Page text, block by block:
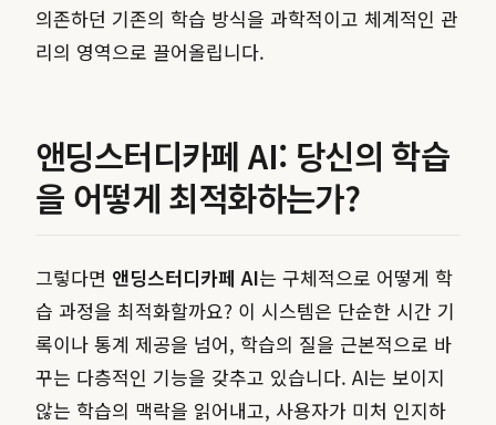
의존하던 기존의 학습 방식을 과학적이고 체계적인 관
리의 영역으로 끌어올립니다.
앤딩스터디카페 AI: 당신의 학습
을 어떻게 최적화하는가?
그렇다면 앤딩스터디카페 AI는 구체적으로 어떻게 학
습 과정을 최적화할까요? 이 시스템은 단순한 시간 기
록이나 통계 제공을 넘어, 학습의 질을 근본적으로 바
꾸는 다층적인 기능을 갖추고 있습니다. AI는 보이지
않는 학습의 맥락을 읽어내고, 사용자가 미처 인지하